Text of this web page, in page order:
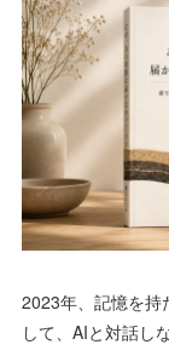
2023年、記憶を持
して、AIと対話し